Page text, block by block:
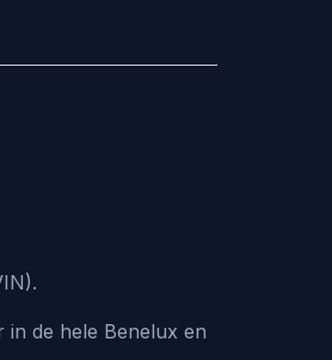
de hele Benelux en